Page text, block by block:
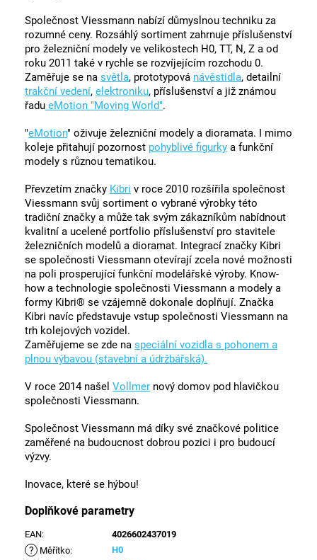
Společnost Viessmann nabízí důmyslnou techniku za
rozumné ceny. Rozsáhlý sortiment zahrnuje příslušenství
pro železniční modely ve velikostech H0, TT, N, Z a od
roku 2011 také v rychle se rozvíjejícím rozchodu 0.
Zaměřuje se na světla, prototypová návěstidla, detailní
trakční vedení, elektroniku, příslušenství a již známou
řadu eMotion "Moving World".
"eMotion" oživuje železniční modely a dioramata. I mimo
koleje přitahují pozornost pohyblivé figurky a funkční
modely s různou tematikou.
Převzetím značky Kibri v roce 2010 rozšířila společnost
Viessmann svůj sortiment o vybrané výrobky této
tradiční značky a může tak svým zákazníkům nabídnout
kvalitní a ucelené portfolio příslušenství pro stavitele
železničních modelů a dioramat. Integrací značky Kibri
se společnosti Viessmann otevírají zcela nové možnosti
na poli prosperující funkční modelářské výroby. Know-
how a technologie společnosti Viessmann a modely a
formy Kibri® se vzájemně dokonale doplňují. Značka
Kibri navíc představuje vstup společnosti Viessmann na
trh kolejových vozidel.
Zaměřujeme se zde na speciální vozidla s pohonem a
plnou výbavou (stavební a údržbářská).
V roce 2014 našel Vollmer nový domov pod hlavičkou
společnosti Viessmann.
Společnost Viessmann má díky své značkové politice
zaměřené na budoucnost dobrou pozici i pro budoucí
výzvy.
Inovace, které se hýbou!
Doplňkové parametry
EAN: 4026602437019
? Měřítko: H0